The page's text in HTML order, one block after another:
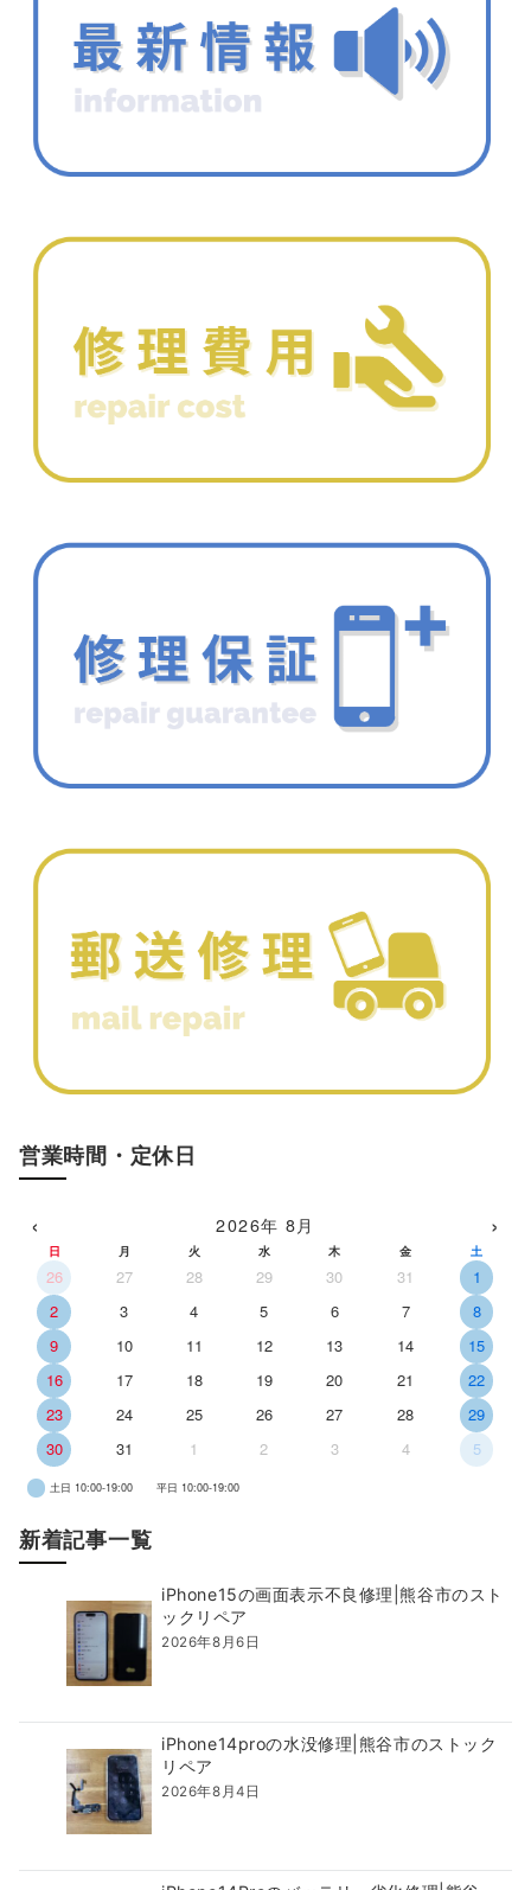
営業時間・定休日
‹ 2026年 8月 ›
日 月 火 水 木 金 土
26 27 28 29 30 31
1
2
3 4 5 6 7
8
9
10 11 12 13 14
15
16
17 18 19 20 21
22
23
24 25 26 27 28
29
30
31 1 2 3 4 5
土日 10:00-19:00 平日 10:00-19:00
新着記事一覧
iPhone15の画面表示不良修理|熊谷市のスト
ックリペア
2026年8月6日
iPhone14proの水没修理|熊谷市のストック
リペア
2026年8月4日